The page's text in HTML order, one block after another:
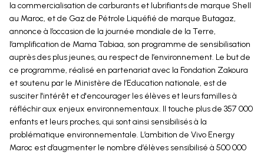
la commercialisation de carburants et lubrifiants de marque Shell
au Maroc, et de Gaz de Pétrole Liquéfié de marque Butagaz,
annonce à l’occasion de la journée mondiale de la Terre,
l’amplification de Mama Tabiaa, son programme de sensibilisation
auprès des plus jeunes, au respect de l’environnement. Le but de
ce programme, réalisé en partenariat avec la Fondation Zakoura
et soutenu par le Ministère de l’Education nationale, est de
susciter l'intérêt et d'encourager les élèves et leurs familles à
réfléchir aux enjeux environnementaux. Il touche plus de 357 000
enfants et leurs proches, qui sont ainsi sensibilisés à la
problématique environnementale. L’ambition de Vivo Energy
Maroc est d’augmenter le nombre d’élèves sensibilisé à 500 000